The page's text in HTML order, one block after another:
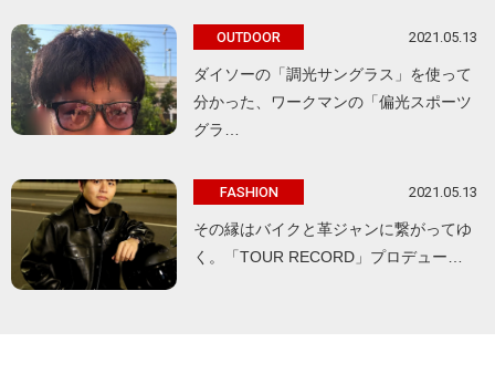
OUTDOOR 2021.05.13
ダイソーの「調光サングラス」を使って
分かった、ワークマンの「偏光スポーツ
グラ…
FASHION 2021.05.13
その縁はバイクと革ジャンに繋がってゆ
く。「TOUR RECORD」プロデュー…